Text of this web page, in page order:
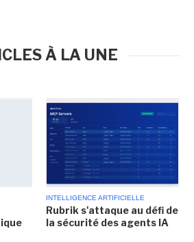
À LA UNE
INTELLIGENCE ARTIFICIELLE
Rubrik s'attaque au défi de
la sécurité des agents IA